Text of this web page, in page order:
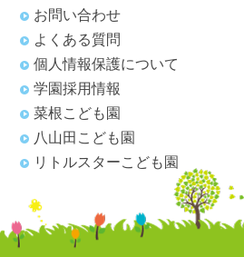
お問い合わせ
よくある質問
個人情報保護について
学園採用情報
菜根こども園
八山田こども園
リトルスターこども園